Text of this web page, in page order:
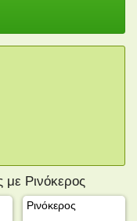
με Ρινόκερος
Ρινόκερος